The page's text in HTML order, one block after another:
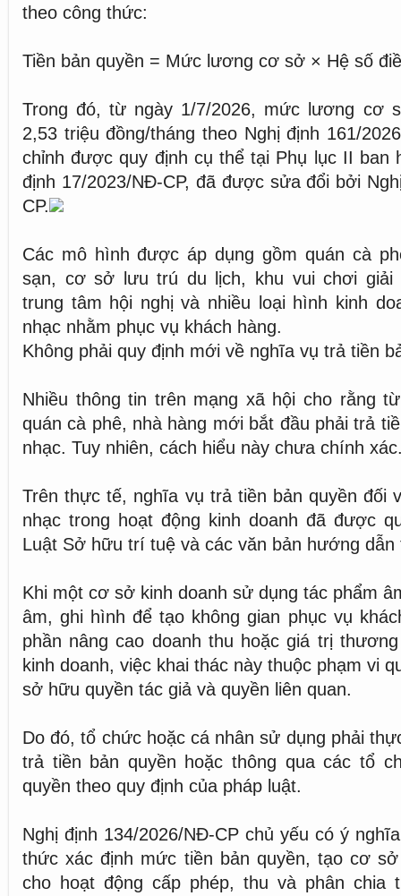
theo công thức:
Tiền bản quyền = Mức lương cơ sở × Hệ số
Trong đó, từ ngày 1/7/2026, mức lương cơ
2,53 triệu đồng/tháng theo Nghị định 161/
chỉnh được quy định cụ thể tại Phụ lục II ban
định 17/2023/NĐ-CP, đã được sửa đổi bởi
CP.
Các mô hình được áp dụng gồm quán cà
sạn, cơ sở lưu trú du lịch, khu vui chơi
trung tâm hội nghị và nhiều loại hình kinh
nhạc nhằm phục vụ khách hàng.
Không phải quy định mới về nghĩa vụ trả tiền
Nhiều thông tin trên mạng xã hội cho rằng
quán cà phê, nhà hàng mới bắt đầu phải trả
nhạc. Tuy nhiên, cách hiểu này chưa chính
Trên thực tế, nghĩa vụ trả tiền bản quyền đối
nhạc trong hoạt động kinh doanh đã được
Luật Sở hữu trí tuệ và các văn bản hướng dẫn
Khi một cơ sở kinh doanh sử dụng tác phẩm
âm, ghi hình để tạo không gian phục vụ
phần nâng cao doanh thu hoặc giá trị
kinh doanh, việc khai thác này thuộc phạm vi
sở hữu quyền tác giả và quyền liên quan.
Do đó, tổ chức hoặc cá nhân sử dụng phải
trả tiền bản quyền hoặc thông qua các tổ
quyền theo quy định của pháp luật.
Nghị định 134/2026/NĐ-CP chủ yếu có ý
thức xác định mức tiền bản quyền, tạo cơ
cho hoạt động cấp phép, thu và phân chia